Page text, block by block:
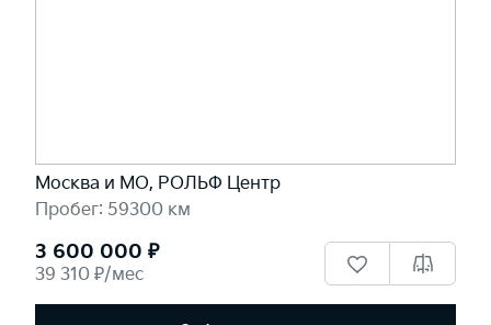
Москва и МО, РОЛЬФ Центр
Пробег: 59300 км
3 600 000 ₽
39 310 ₽/мес